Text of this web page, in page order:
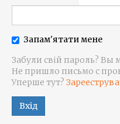
Запам'ятати мене
Забули свій пароль? Вы
Не пришло письмо с
Уперше тут?
Вхід